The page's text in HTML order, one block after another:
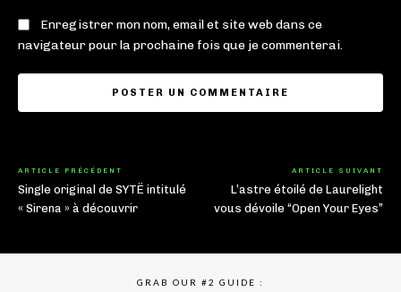
Enregistrer mon nom, email et site web dans ce
navigateur pour la prochaine fois que je commenterai.
ARTICLE PRÉCÉDENT
Single original de SYTË intitulé
« Sirena » à découvrir
ARTICLE SUIVANT
L’astre étoilé de Laurelight
vous dévoile “Open Your Eyes”
GRAB OUR #2 GUIDE :